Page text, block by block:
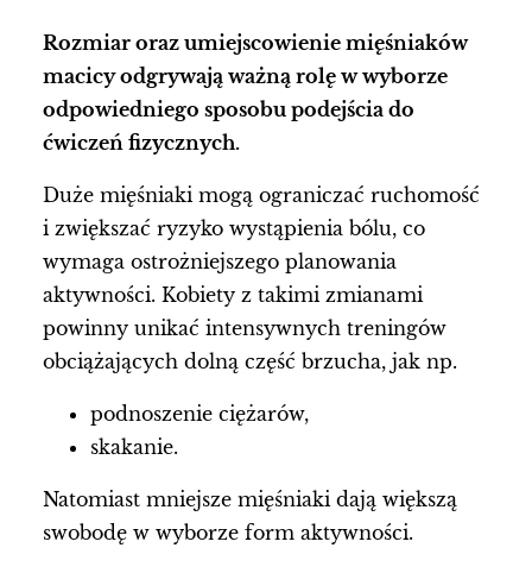
Rozmiar oraz umiejscowienie mięśniaków
macicy odgrywają ważną rolę w wyborze
odpowiedniego sposobu podejścia do
ćwiczeń fizycznych.
Duże mięśniaki mogą ograniczać ruchomość
i zwiększać ryzyko wystąpienia bólu, co
wymaga ostrożniejszego planowania
aktywności. Kobiety z takimi zmianami
powinny unikać intensywnych treningów
obciążających dolną część brzucha, jak np.
podnoszenie ciężarów,
skakanie.
Natomiast mniejsze mięśniaki dają większą
swobodę w wyborze form aktywności.